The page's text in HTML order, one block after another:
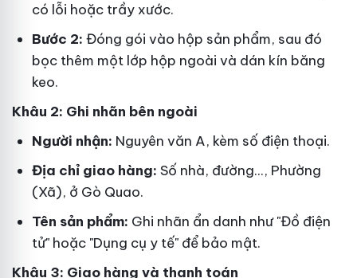
có lỗi hoặc trầy xước.
Bước 2: Đóng gói vào hộp sản phẩm, sau đó
bọc thêm một lớp hộp ngoài và dán kín băng
keo.
Khâu 2: Ghi nhãn bên ngoài
Người nhận: Nguyên văn A, kèm số điện thoại.
Địa chỉ giao hàng: Số nhà, đường..., Phường
(Xã), ở Gò Quao.
Tên sản phẩm: Ghi nhãn ẩn danh như "Đồ điện
tử" hoặc "Dụng cụ y tế" để bảo mật.
Khâu 3: Giao hàng và thanh toán